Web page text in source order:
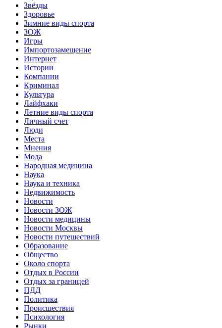
Звёзды
Здоровье
Зимние виды спорта
ЗОЖ
Игры
Импортозамещение
Интернет
Истории
Компании
Криминал
Культура
Лайфхаки
Летние виды спорта
Личный счет
Люди
Места
Мнения
Мода
Народная медицина
Наука
Наука и техника
Недвижимость
Новости
Новости ЗОЖ
Новости медицины
Новости Москвы
Новости путешествий
Образование
Общество
Около спорта
Отдых в России
Отдых за границей
ПДД
Политика
Происшествия
Психология
Рынки